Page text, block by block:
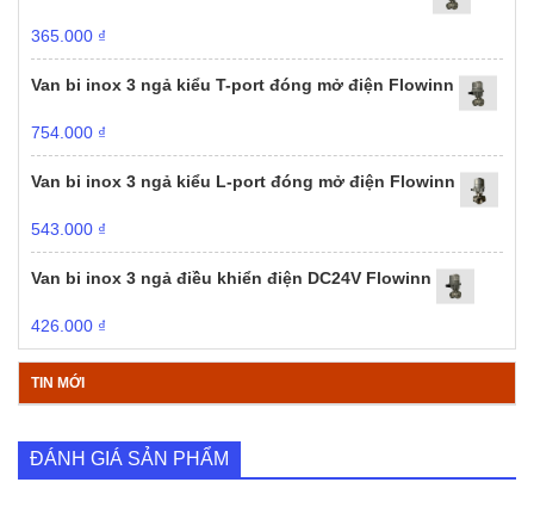
365.000 ₫
Van bi inox 3 ngả kiểu T-port đóng mở điện Flowinn
754.000 ₫
Van bi inox 3 ngả kiểu L-port đóng mở điện Flowinn
543.000 ₫
Van bi inox 3 ngả điều khiển điện DC24V Flowinn
426.000 ₫
TIN MỚI
ĐÁNH GIÁ SẢN PHẨM